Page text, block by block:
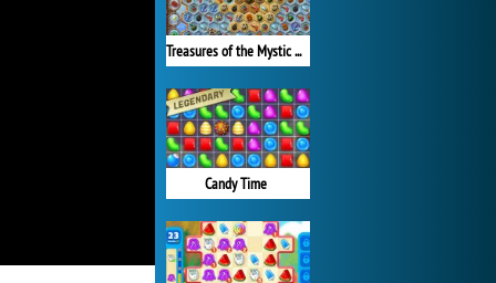
Treasures of the Mystic Sea
Candy Time